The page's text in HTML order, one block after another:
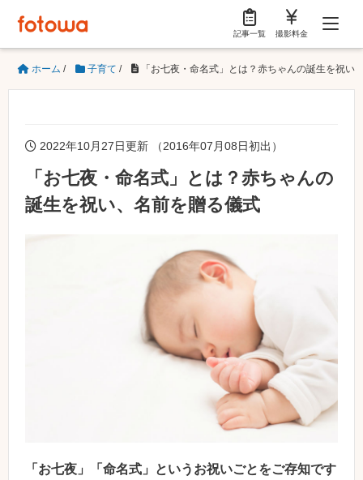
記事一覧 撮影料金
ホーム / 子育て / 「お七夜・命名式」とは？赤ちゃんの誕生を祝い
2022年10月27日更新 （2016年07月08日初出）
「お七夜・命名式」とは？赤ちゃんの
誕生を祝い、名前を贈る儀式
「お七夜」「命名式」というお祝いごとをご存知です